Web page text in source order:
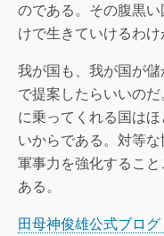
のである。その腹黒
けで生きていけるわけ
我が国も、我が国が
で提案したらいいの
に乗ってくれる国は
いからである。対等な
軍事力を強化するこ
ある。
田母神俊雄公式ブログ